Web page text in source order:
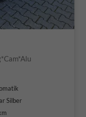
Silber